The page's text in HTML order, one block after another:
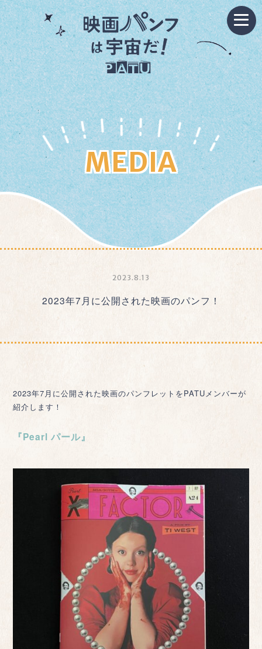
MEDIA
2023.8.13
2023年7月に公開された映画のパンフ！
2023年7月に公開された映画のパンフレットをPATUメンバーが
紹介します！
『Pearl パール』